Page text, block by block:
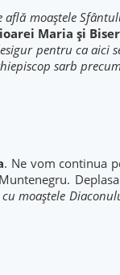
află moaştele
Maria și
pentru ca aici
sarb
. Ne vom continua
moaștele